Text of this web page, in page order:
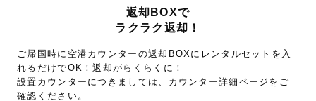
返却BOXで
ラクラク返却！
ご帰国時に空港カウンターの返却BOXにレンタルセットを入
れるだけでOK！返却がらくらくに！
設置カウンターにつきましては、カウンター詳細ページをご
確認ください。